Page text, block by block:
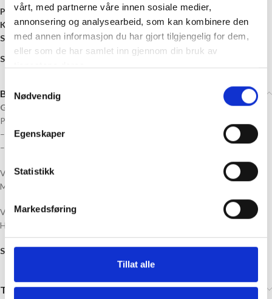
vårt, med partnerne våre innen sosiale medier,
annonsering og analysearbeid, som kan kombinere den
med annen informasjon du har gjort tilgjengelig for dem,
eller som de har samlet inn gjennom din bruk av
tjenestene deres.
Nødvendig
Egenskaper
Statistikk
Markedsføring
Tillat alle
Produktnummer: 8720815439595
Kategori:Strikkefeber
Stikkord:Heklegarn, Polyester,veskegarn
Share:
Beskrivelse
Garnpakke til «#Littmediumveske» Av Strikker Litt Mye
Pakken innholder:
– Oppskrift til Litt Medium Veske
– Garn til Litt Medium veske (velg farge selv)
Vesken er en begynnervennlig hekleveske med tykt garn og tykk nål.
Mål: cm 36 x 26 cm
Veiledende heklenål: 8 mm
Heklefasthet: 9m = 10 cm
Se HER for lenker og tilbehør til vesken (link)
Tilleggsinformasjon